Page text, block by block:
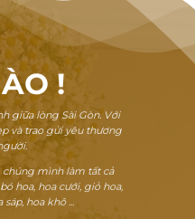
!
giữa lòng Sài Gòn. Với
và trao gửi yêu thương
chúng mình làm tất cả
hoa, hoa cưới, giỏ hoa,
hoa khô ...